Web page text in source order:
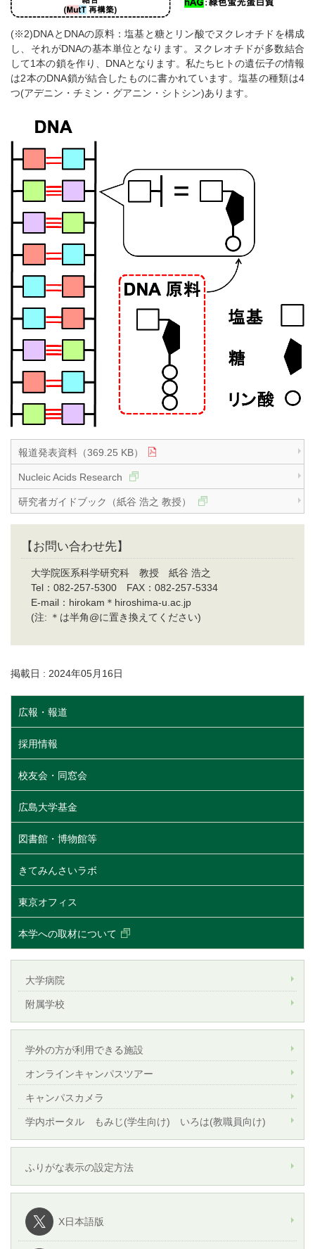
(※2)DNAとDNAの原料：塩基と糖とリン酸でヌクレオチドを構成
し、それがDNAの基本単位となります。ヌクレオチドが多数結合
して1本の鎖を作り、DNAとなります。私たちヒトの遺伝子の情報
は2本のDNA鎖が結合したものに書かれています。塩基の種類は4
つ(アデニン・チミン・グアニン・シトシン)あります。
報道発表資料（369.25 KB）
Nucleic Acids Research
研究者ガイドブック（紙谷 浩之 教授）
【お問い合わせ先】
大学院医系科学研究科 教授 紙谷 浩之
Tel：082-257-5300 FAX：082-257-5334
E-mail：hirokam＊hiroshima-u.ac.jp
(注: ＊は半角@に置き換えてください)
掲載日 : 2024年05月16日
広報・報道
採用情報
校友会・同窓会
広島大学基金
図書館・博物館等
きてみんさいラボ
東京オフィス
本学への取材について
大学病院
附属学校
学外の方が利用できる施設
オンラインキャンパスツアー
キャンパスカメラ
学内ポータル もみじ(学生向け) いろは(教職員向け)
ふりがな表示の設定方法
X日本語版